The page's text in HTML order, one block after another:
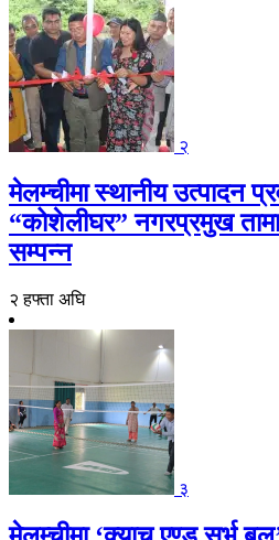
२
मेलम्चीमा स्थानीय उत्पादन
“कोशेलीघर” नगरप्रमुख
सम्पन्न
२ हफ्ता अघि
३